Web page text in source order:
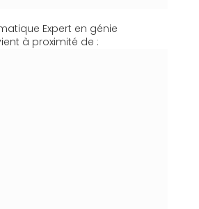
Expert en génie
à proximité de :